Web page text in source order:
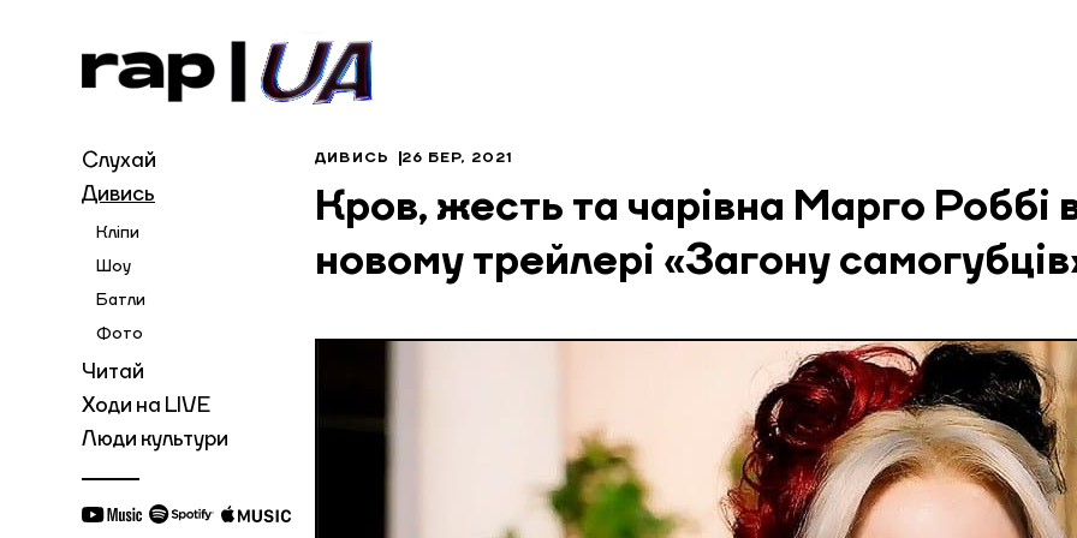
Слухай
Дивись
Кліпи
Шоу
Батли
Фото
Читай
Ходи на LIVE
Люди культури
ДИВИСЬ 26 БЕР, 2021
Кров, жесть та чарівна Марго Роббі
новому трейлері «Загону